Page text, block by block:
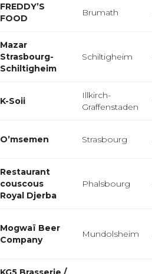
FREDDY’S
FOOD
Brumath
Mazar
Strasbourg-
Schiltigheim
Schiltigheim
K-Soii
Illkirch-
Graffenstaden
O’msemen Strasbourg
Restaurant
couscous
Royal Djerba
Phalsbourg
Mogwaï Beer
Company
Mundolsheim